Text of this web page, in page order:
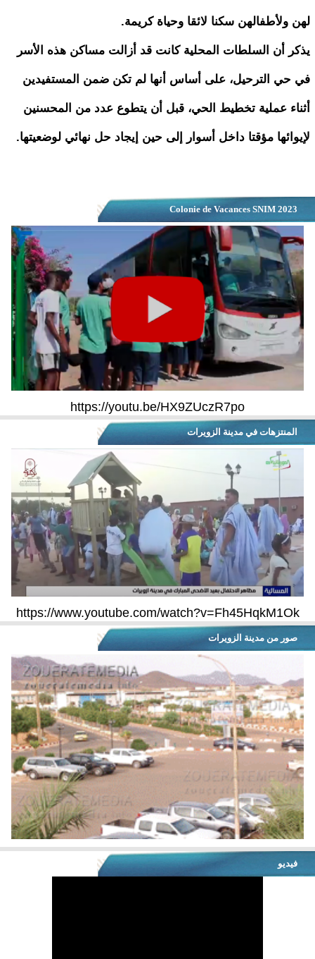
لهن ولأطفالهن سكنا لائقا وحياة كريمة.
يذكر أن السلطات المحلية كانت قد أزالت مساكن هذه الأسر
في حي الترحيل، على أساس أنها لم تكن ضمن المستفيدين
أثناء عملية تخطيط الحي، قبل أن يتطوع عدد من المحسنين
لإيوائها مؤقتا داخل أسوار إلى حين إيجاد حل نهائي لوضعيتها.
Colonie de Vacances SNIM 2023
https://youtu.be/HX9ZUczR7po
المنتزهات في مدينة الزويرات
https://www.youtube.com/watch?v=Fh45HqkM1Ok
صور من مدينة الزويرات
فيديو